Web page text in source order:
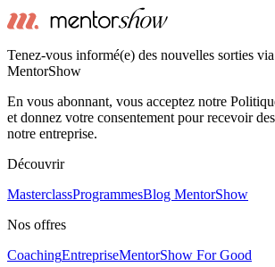
Tenez-vous informé(e) des nouvelles sorties
MentorShow
En vous abonnant, vous acceptez notre
et donnez votre consentement pour recevoir
notre entreprise.
Découvrir
MasterclassProgrammesBlog MentorShow
Nos offres
CoachingEntrepriseMentorShow For Good